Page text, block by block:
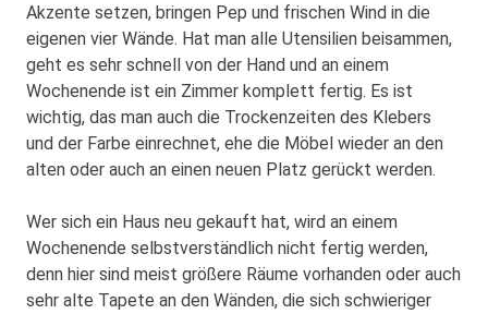
Akzente setzen, bringen Pep und frischen Wind in die
eigenen vier Wände. Hat man alle Utensilien beisammen,
geht es sehr schnell von der Hand und an einem
Wochenende ist ein Zimmer komplett fertig. Es ist
wichtig, das man auch die Trockenzeiten des Klebers
und der Farbe einrechnet, ehe die Möbel wieder an den
alten oder auch an einen neuen Platz gerückt werden.
Wer sich ein Haus neu gekauft hat, wird an einem
Wochenende selbstverständlich nicht fertig werden,
denn hier sind meist größere Räume vorhanden oder auch
sehr alte Tapete an den Wänden, die sich schwieriger